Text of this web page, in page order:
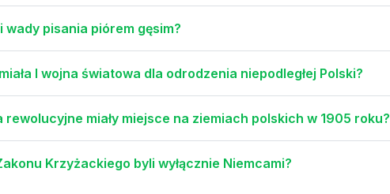
wady pisania piórem gęsim?
I wojna światowa dla odrodzenia niepodległej Polski?
miały miejsce na ziemiach polskich w 1905 roku?
Krzyżackiego byli wyłącznie Niemcami?